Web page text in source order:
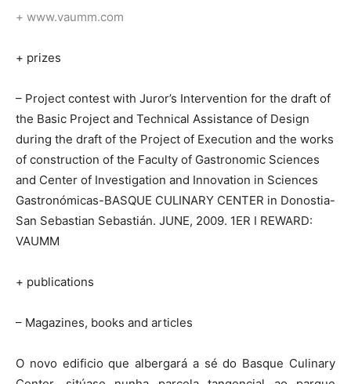
+ www.vaumm.com
+ prizes
– Project contest with Juror’s Intervention for the draft of
the Basic Project and Technical Assistance of Design
during the draft of the Project of Execution and the works
of construction of the Faculty of Gastronomic Sciences
and Center of Investigation and Innovation in Sciences
Gastronómicas-BASQUE CULINARY CENTER in Donostia-
San Sebastian Sebastián. JUNE, 2009. 1ER I REWARD:
VAUMM
+ publications
– Magazines, books and articles
O novo edificio que albergará a sé do Basque Culinary